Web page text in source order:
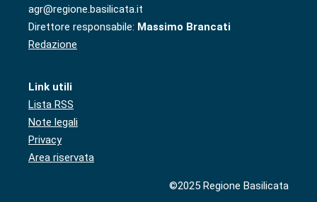
agr@regione.basilicata.it
Direttore responsabile: Massimo Brancati
Redazione
Link utili
Lista RSS
Note legali
Privacy
Area riservata
©2025 Regione Basilicata